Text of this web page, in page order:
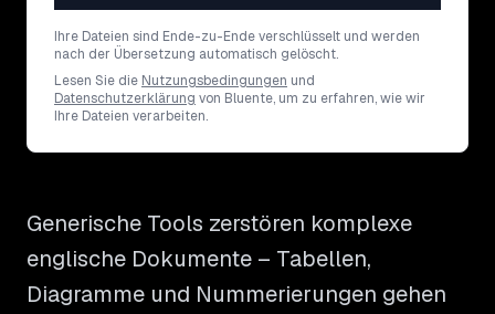
Ihre Dateien sind Ende-zu-Ende verschlüsselt und werden
nach der Übersetzung automatisch gelöscht.
Lesen Sie die Nutzungsbedingungen und
Datenschutzerklärung von Bluente, um zu erfahren, wie wir
Ihre Dateien verarbeiten.
Generische Tools zerstören komplexe
englische Dokumente – Tabellen,
Diagramme und Nummerierungen gehen